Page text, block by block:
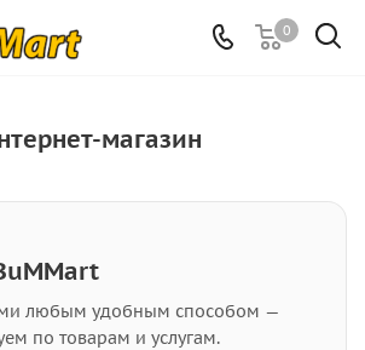
0
магазин
любым удобным способом —
по товарам и услугам.